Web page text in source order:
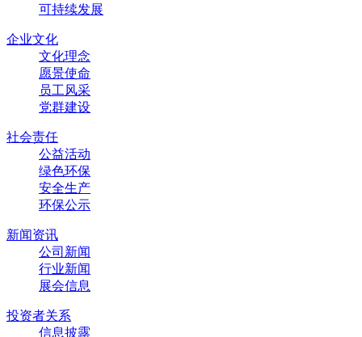
可持续发展
企业文化
文化理念
愿景使命
员工风采
党群建设
社会责任
公益活动
绿色环保
安全生产
环保公示
新闻资讯
公司新闻
行业新闻
展会信息
投资者关系
信息披露